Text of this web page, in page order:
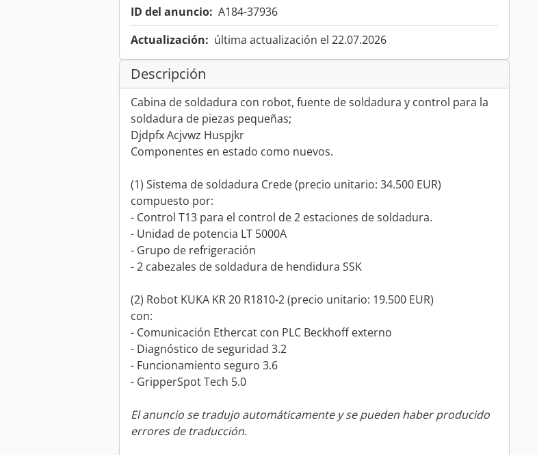
ID del anuncio: A184-37936
Actualización: última actualización el 22.07.2026
Descripción
Cabina de soldadura con robot, fuente de soldadura y control para la
soldadura de piezas pequeñas;
Djdpfx Acjvwz Huspjkr
Componentes en estado como nuevos.
(1) Sistema de soldadura Crede (precio unitario: 34.500 EUR)
compuesto por:
- Control T13 para el control de 2 estaciones de soldadura.
- Unidad de potencia LT 5000A
- Grupo de refrigeración
- 2 cabezales de soldadura de hendidura SSK
(2) Robot KUKA KR 20 R1810-2 (precio unitario: 19.500 EUR)
con:
- Comunicación Ethercat con PLC Beckhoff externo
- Diagnóstico de seguridad 3.2
- Funcionamiento seguro 3.6
- GripperSpot Tech 5.0
El anuncio se tradujo automáticamente y se pueden haber producido
errores de traducción.